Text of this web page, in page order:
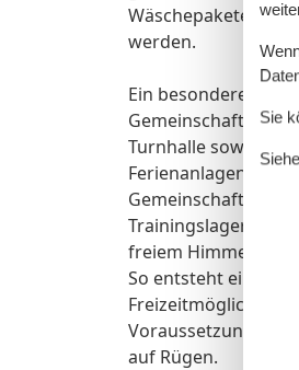
Wäschepakete
werden.
Ein besonderes
Turnhalle sowie ein
Ferienanlagen der
Gemeinschafts-
Trainingslager
freiem Himmel.
So entsteht eine
Voraussetzungen
auf Rügen.
Sie